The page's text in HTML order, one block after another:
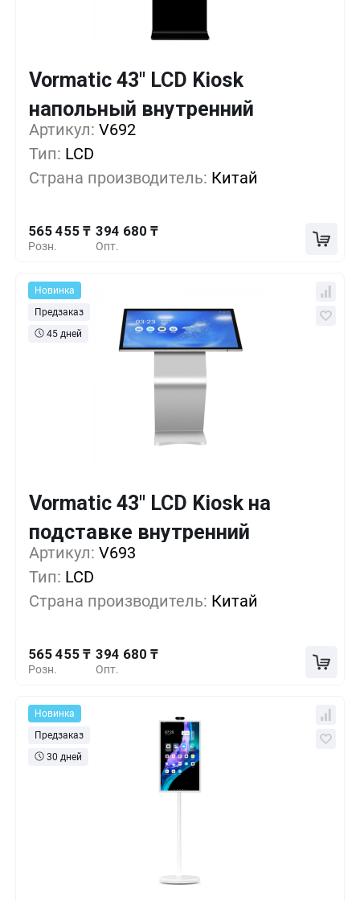
Vormatic 43" LCD Kiosk
напольный внутренний
Артикул: V692
Тип: LCD
Страна производитель: Китай
Розн.
565 455 ₸
Опт.
394 680 ₸
1+ 0%
5+
10+ -20%
Новинка
Предзаказ
45 дней
Vormatic 43" LCD Kiosk на
подставке внутренний
Артикул: V693
Тип: LCD
Страна производитель: Китай
Розн.
565 455 ₸
Опт.
394 680 ₸
1+ 0%
5+
10+ -20%
Новинка
Предзаказ
30 дней